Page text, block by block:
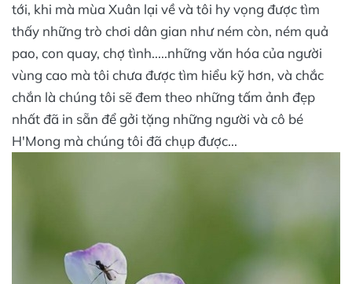
tới, khi mà mùa Xuân lại về và tôi hy vọng được tìm
thấy những trò chơi dân gian như ném còn, ném quả
pao, con quay, chợ tình.....những văn hóa của người
vùng cao mà tôi chưa được tìm hiểu kỹ hơn, và chắc
chắn là chúng tôi sẽ đem theo những tấm ảnh đẹp
nhất đã in sẵn để gởi tặng những người và cô bé
H'Mong mà chúng tôi đã chụp được...